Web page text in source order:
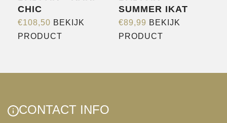
productpagina
productpagina
CHIC
€108,50 BEKIJK
PRODUCT
meerdere
Deze
optie
SUMMER IKAT
€89,99 BEKIJK
PRODUCT
meerdere
CONTACT INFO